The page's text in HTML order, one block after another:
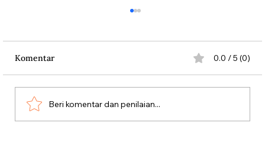
Komentar 0.0 / 5 (0)
Beri komentar dan penilaian...